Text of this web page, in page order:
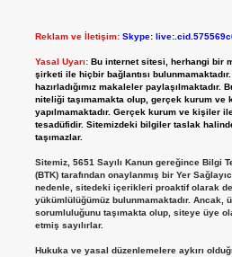
Reklam ve İletişim: Skype:
Yasal Uyarı: Bu internet sitesi, herhangi bir
şirketi ile hiçbir bağlantısı
hazırladığımız makaleler
niteliği taşımamakta olup, gerçek kurum ve
yapılmamaktadır. Gerçek kurum ve kişiler
tesadüfidir. Sitemizdeki bilgiler taslak
taşımazlar.
Sitemiz, 5651 Sayılı Kanun gereğince Bilgi
(BTK) tarafından onaylanmış bir Yer
nedenle, sitedeki içerikleri proaktif olarak
yükümlülüğümüz bulunmamaktadır. Ancak,
sorumluluğunu taşımakta olup, siteye üye
etmiş sayılırlar.
Hukuka ve yasal düzenlemelere aykırı